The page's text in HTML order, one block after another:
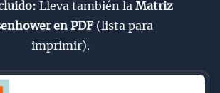
Lleva también la Matriz
en PDF (lista para
imprimir).